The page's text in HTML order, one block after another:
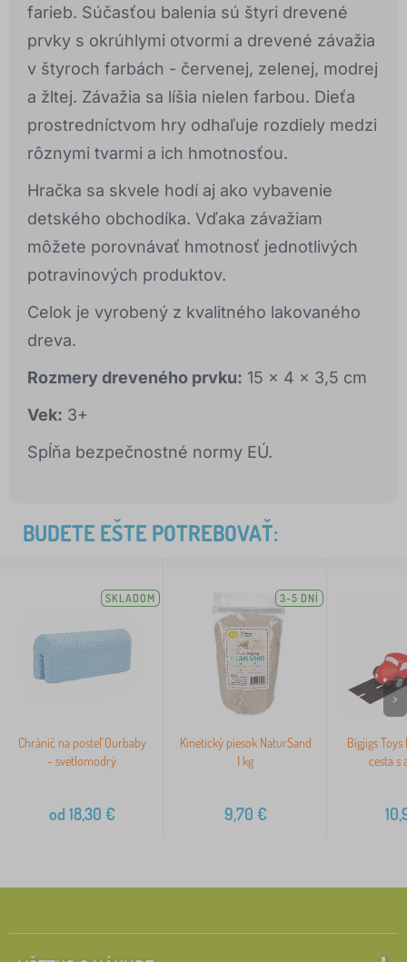
farieb. Súčasťou balenia sú štyri drevené
prvky s okrúhlymi otvormi a drevené závažia
v štyroch farbách - červenej, zelenej, modrej
a žltej. Závažia sa líšia nielen farbou. Dieťa
prostredníctvom hry odhaľuje rozdiely medzi
rôznymi tvarmi a ich hmotnosťou.
Hračka sa skvele hodí aj ako vybavenie
detského obchodíka. Vďaka závažiam
môžete porovnávať hmotnosť jednotlivých
potravinových produktov.
Celok je vyrobený z kvalitného lakovaného
dreva.
Rozmery dreveného prvku: 15 x 4 x 3,5 cm
Vek: 3+
Spĺňa bezpečnostné normy EÚ.
BUDETE EŠTE POTREBOVAŤ:
SKLADOM
Chránič na posteľ Ourbaby
- svetlomodrý
od 18,30 €
3-5 DNÍ
Kinetický piesok NaturSand
1 kg
9,70 €
Bigjigs Toys
cesta s
>